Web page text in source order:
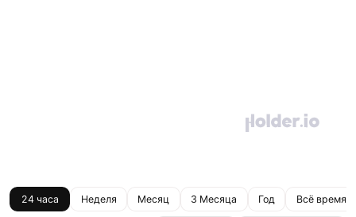
24 часа Неделя Месяц 3 Месяца Год Всё время